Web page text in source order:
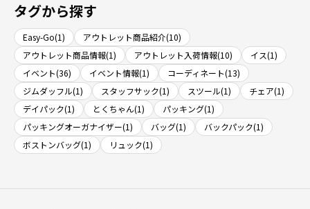
タグから探す
Easy-Go(1)
アウトレット商品紹介(10)
アウトレット商品情報(1)
アウトレット入荷情報(10)
イス(1)
イベント(36)
イベント情報(1)
コーディネート(13)
ジムダッフル(1)
スタッフサック(1) スツール(1)
チェア(1)
デイパック(1)
とくちゃん(1)
パッキング(1)
パッキングオーガナイザー(1)
バッグ(1)
バックパック(1)
ボストンバッグ(1)
リュック(1)